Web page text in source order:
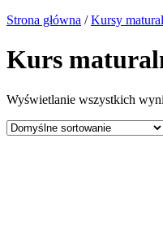
Strona główna /Kursy
Kurs
Wyświetlanie wszystkich